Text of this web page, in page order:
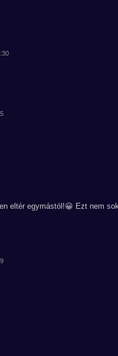
eltér egymástól!😀 Ezt nem